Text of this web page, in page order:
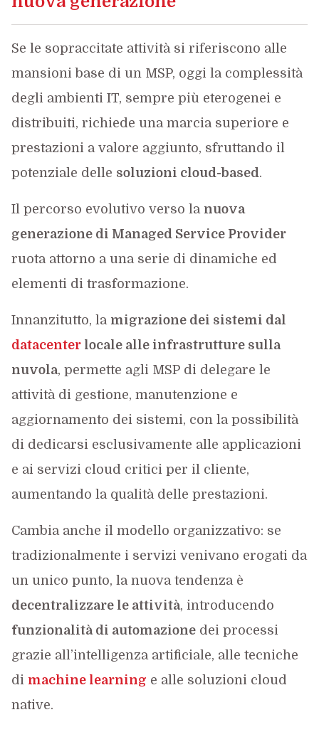
Se le sopraccitate attività si riferiscono alle
mansioni base di un MSP, oggi la complessità
degli ambienti IT, sempre più eterogenei e
distribuiti, richiede una marcia superiore e
prestazioni a valore aggiunto, sfruttando il
potenziale delle soluzioni cloud-based.
Il percorso evolutivo verso la nuova
generazione di Managed Service Provider
ruota attorno a una serie di dinamiche ed
elementi di trasformazione.
Innanzitutto, la migrazione dei sistemi dal
datacenterlocale alle infrastrutture sulla
nuvola, permette agli MSP di delegare le
attività di gestione, manutenzione e
aggiornamento dei sistemi, con la possibilità
di dedicarsi esclusivamente alle applicazioni
e ai servizi cloud critici per il cliente,
aumentando la qualità delle prestazioni.
Cambia anche il modello organizzativo: se
tradizionalmente i servizi venivano erogati da
un unico punto, la nuova tendenza è
decentralizzare le attività, introducendo
funzionalità di automazionedei processi
grazie all’intelligenza artificiale, alle tecniche
di machine learning e alle soluzioni cloud
native.